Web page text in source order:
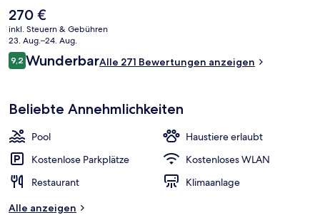
Frühstück und Abendessen. Als weitere Highlights bietet dieses
Hotel im mediterranen Stil eine Poolbar, eine Terrasse und einen
Garten. Andere Reisende mögen das hilfsbereite Personal und den
allgemeinen Zustand der Unterkunft.
Der
aktuelle
Preis
beträgt
270 €.
270 €
inkl. Steuern & Gebühren
23. Aug.–24. Aug.
Bewertungen
9,29,2 von 10.
WunderbarAlle 271 Bewertungen anzeigen
Beliebte Annehmlichkeiten
Pool
Haustiere erlaubt
Kostenlose Parkplätze
Kostenloses WLAN
Restaurant
Klimaanlage
Alle anzeigen